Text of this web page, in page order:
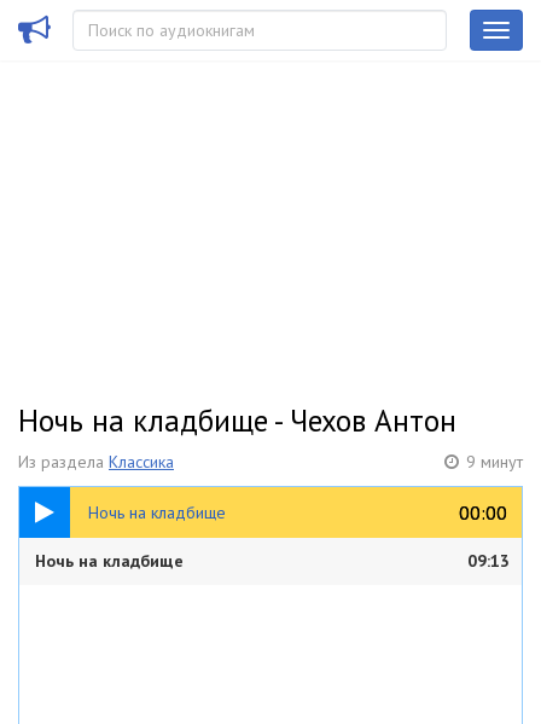
Ночь на кладбище - Чехов Антон
Из раздела Классика 9 минут
Ночь на кладбище 00:00
00:00
09:13
Ночь на кладбище 09:13